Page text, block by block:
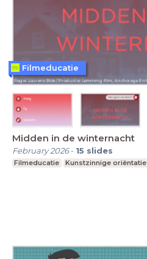
Midden in de winternacht
February 2026- 15 slides
Filmeducatie Kunstzinnige oriëntatie
Filmeducatie